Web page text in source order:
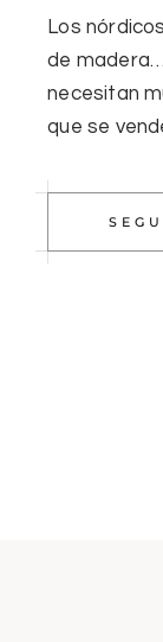
Los
de
necesitan
que se